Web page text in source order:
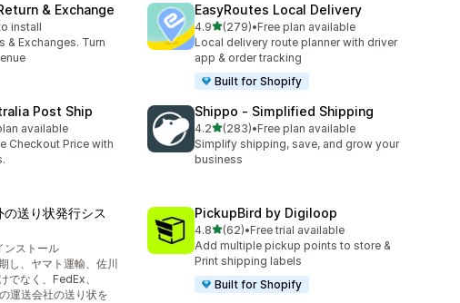
& Exchange
件
install
& Exchanges. Turn
EasyRoutes Local Delivery
4.95つ星中
(279)
合計レビュー数：279件
•Free plan available
Local delivery route planner with driver
app & order tracking
Built for Shopify
Post Ship
件available
Checkout Price with
Shippo ‑ Simplified Shipping
4.25つ星中
(283)
合計レビュー数：283件
•Free plan available
Simplify shipping, save, and grow your
business
送り状発行シス
件
ンストール
し、ヤマト運輸、佐川
でなく、FedEx、
運送会社の送り状を
PickupBird by Digiloop
4.85つ星中
(62)
合計レビュー数：62件
•Free trial available
Add multiple pickup points to store &
Print shipping labels
Built for Shopify